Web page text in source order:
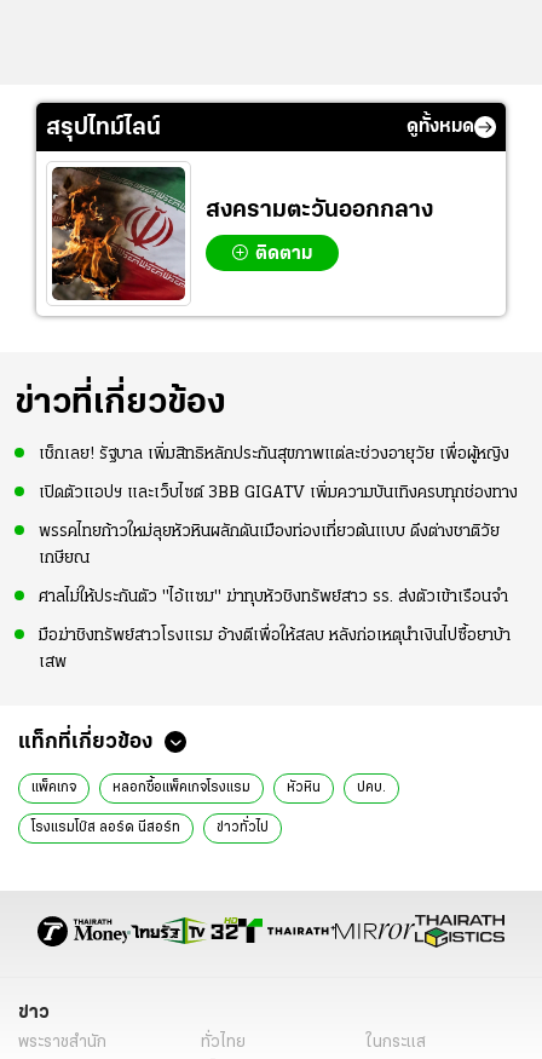
สรุปไทม์ไลน์ ดูทั้งหมด
สงครามตะวันออกกลาง
ติดตาม
ข่าวที่เกี่ยวข้อง
เช็กเลย! รัฐบาล เพิ่มสิทธิหลักประกันสุขภาพแต่ละช่วงอายุวัย เพื่อผู้หญิง
เปิดตัวแอปฯ และเว็บไซต์ 3BB GIGATV เพิ่มความบันเทิงครบทุกช่องทาง
พรรคไทยก้าวใหม่ลุยหัวหินผลักดันเมืองท่องเที่ยวต้นแบบ ดึงต่างชาติวัย
เกษียณ
ศาลไม่ให้ประกันตัว "ไอ้แซม" ฆ่าทุบหัวชิงทรัพย์สาว รร. ส่งตัวเข้าเรือนจำ
มือฆ่าชิงทรัพย์สาวโรงแรม อ้างตีเพื่อให้สลบ หลังก่อเหตุนำเงินไปซื้อยาบ้า
เสพ
แท็กที่เกี่ยวข้อง
แพ็คเกจ หลอกซื้อแพ็คเกจโรงแรม หัวหิน ปคบ.
โรงแรมโบ๊ส ลอร์ด นีสอร์ท ข่าวทั่วไป
ข่าว
พระราชสำนัก ทั่วไทย
ในกระแส